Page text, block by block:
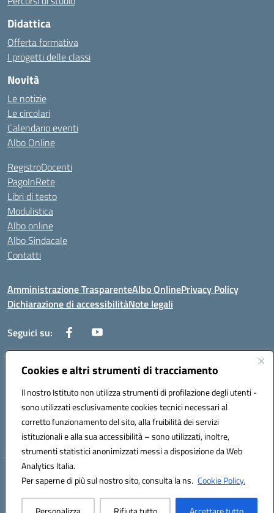
Cookies e altri strumenti di tracciamento
Il nostro Istituto non utilizza strumenti di profilazione degli utenti -
sono utilizzati esclusivamente cookies tecnici necessari al
corretto funzionamento del sito, alla fruibilità dei servizi
istituzionali e alla sua accessibilità – sono utilizzati, inoltre,
strumenti statistici anonimizzati messi a disposizione da Web
Analytics Italia.
Per saperne di più sul nostro sito, consulta la ns. Cookie Policy.
Didattica
Offerta formativa
I progetti delle classi
Novità
Le notizie
Le circolari
Calendario eventi
Albo Online
RegistroDocenti
PagoInRete
Libri di testo
Modulistica
Albo online
Albo Sindacale
Contatti
Amministrazione TrasparenteAlbo OnlinePrivacy Policy
Dichiarazione di accessibilitàNote legali
Seguici su:
Via Negroni - 87100 Cosenza
Telefono e Fax: 098433104
Mail: csic898008@istruzione.it - PEC: csic898008@pec.istruzione.it
Codice univoco ufficio: UFUEI1
Codice meccanografico: CSIC898008
Codice fiscale: 98094050782
Hosting & Powered by 3D Solution S.r.l.
Concept & Design by Designers Italia